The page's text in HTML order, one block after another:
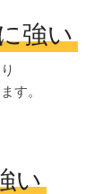
強い
す。
い